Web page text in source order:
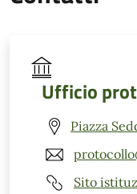
Ufficio
Piazza
Sito